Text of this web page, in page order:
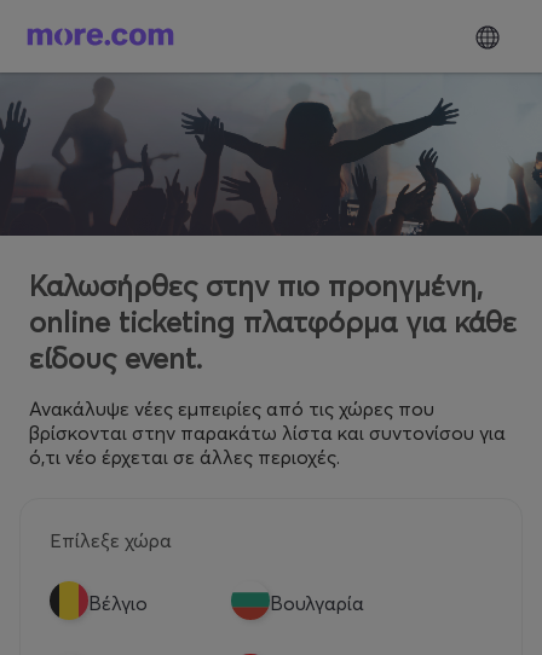
Καλωσήρθες στην πιο προηγμένη,
online ticketing πλατφόρμα για κάθε
είδους event.
Ανακάλυψε νέες εμπειρίες από τις χώρες που
βρίσκονται στην παρακάτω λίστα και συντονίσου για
ό,τι νέο έρχεται σε άλλες περιοχές.
Επίλεξε χώρα
Βέλγιο Βουλγαρία